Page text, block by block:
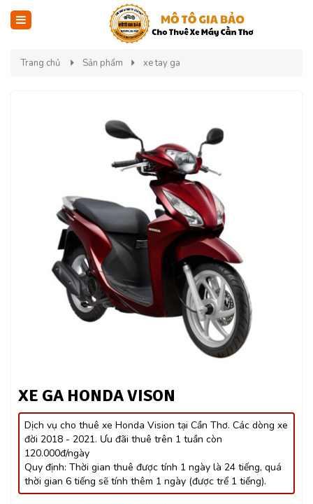
Trang chủ Sản phẩm xe tay ga
XE GA HONDA VISON
Dịch vụ cho thuê xe Honda Vision tại Cần Thơ. Các dòng xe
đời 2018 - 2021. Ưu đãi thuê trên 1 tuần còn
120.000đ/ngày
Quy định: Thời gian thuê được tính 1 ngày là 24 tiếng, quá
thời gian 6 tiếng sẽ tính thêm 1 ngày (được trể 1 tiếng).